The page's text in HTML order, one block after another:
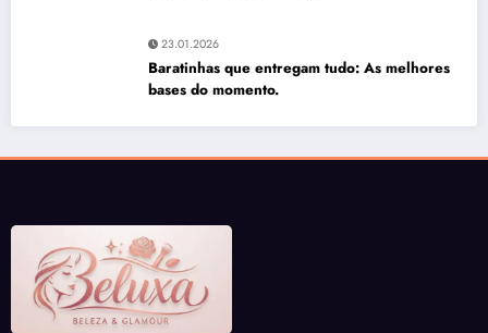
23.01.2026
Baratinhas que entregam tudo: As melhores
bases do momento.